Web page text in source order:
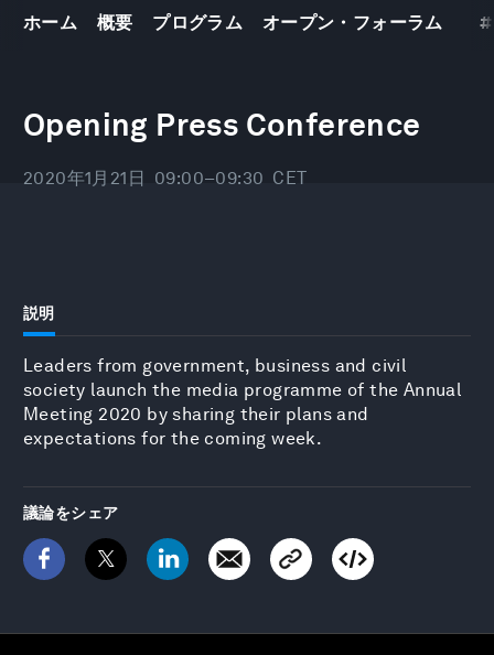
ホーム 概要 プログラム オープン・フォーラム #
Opening Press Conference
2020年1月21日 09:00–09:30 CET
説明
Leaders from government, business and civil
society launch the media programme of the Annual
Meeting 2020 by sharing their plans and
expectations for the coming week.
議論をシェア